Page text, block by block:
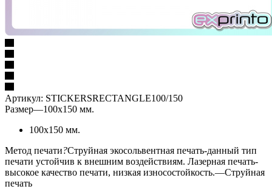
Артикул: STICKERSRECTANGLE100/150
Размер—100x150 мм.
100x150 мм.
Метод печати?Струйная экосольвентная печать-данный тип
печати устойчив к внешним воздействиям. Лазерная печать-
высокое качество печати, низкая износостойкость.—Струйная
печать